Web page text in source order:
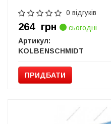
0 відгуків
264 грн
сьогодні
Артикул:
KOLBENSCHMIDT
ПРИДБАТИ